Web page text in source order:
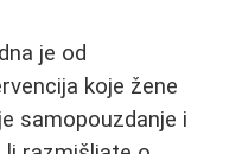
je od
koje žene
samopouzdanje i